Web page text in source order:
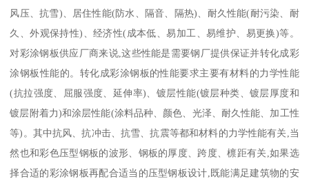
风压、抗雪)、居住性能(防水、隔音、隔热)、耐久性能(耐污染、耐
久、外观保持性)、经济性(成本低、易加工、易维护、易更换)等。
对彩涂钢板供应厂商来说,这些性能是需要钢厂提供保证并转化成彩
涂钢板性能的。转化成彩涂钢板的性能要求主要有材料的力学性能
(抗拉强度、屈服强度、延伸率)、镀层性能(镀层种类、镀层厚度和
镀层附着力)和涂层性能(涂料品种、颜色、光泽、耐久性能、加工性
等)。其中抗风、抗冲击、抗雪、抗震等都和材料的力学性能有关,当
然也和彩色压型钢板的波形、钢板的厚度、跨度、檩距有关,如果选
择合适的彩涂钢板再配合适当的压型钢板设计,既能满足建筑物的安